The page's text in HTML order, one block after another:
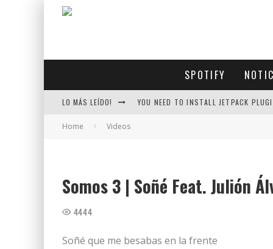
SPOTIFY
LO MÁS LEÍDO! YOU NEED TO INSTALL JETPACK
Home Videos
Somos 3 | Soñé Feat. Julión
4444
Soñé que me besabas en la frente